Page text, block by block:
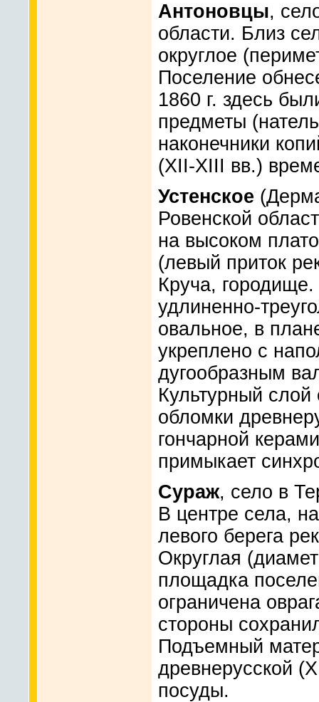
Антоновцы,
области. Близ
округлое
Поселение
1860 г. здесь
предметы
наконечники
(XII-XIII вв.)
Устенское
Ровенской
на высоком
(левый приток
Круча,
удлиненно-
овальное, в
укреплено с
дугообразным
Культурный
обломки
гончарной
примыкает
Сураж, село в
В центре села,
левого берега
Округлая
площадка
ограничена
стороны
Подъемный
древнерусской
посуды.